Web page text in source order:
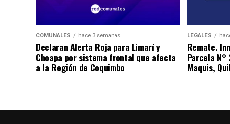
COMUNALES hace 3 semanas
Declaran Alerta Roja para Limarí y
Choapa por sistema frontal que afecta
a la Región de Coquimbo
LEGALES
Remate.
Parcela N°
Maquis,